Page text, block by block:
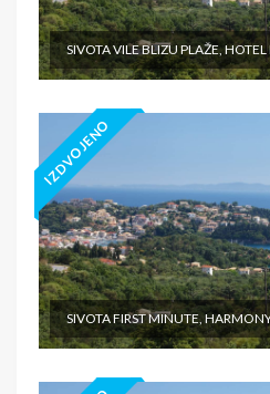
SIVOTA VILE BLIZU PLAŽE,
IZDVOJENO
SIVOTA FIRST MINUTE,